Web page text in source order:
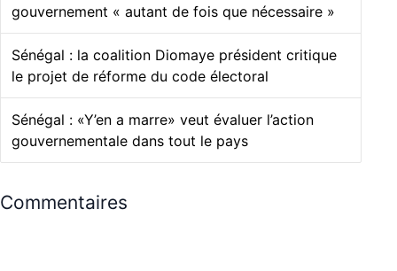
gouvernement « autant de fois que nécessaire »
Sénégal : la coalition Diomaye président critique
le projet de réforme du code électoral
Sénégal : «Y’en a marre» veut évaluer l’action
gouvernementale dans tout le pays
Commentaires